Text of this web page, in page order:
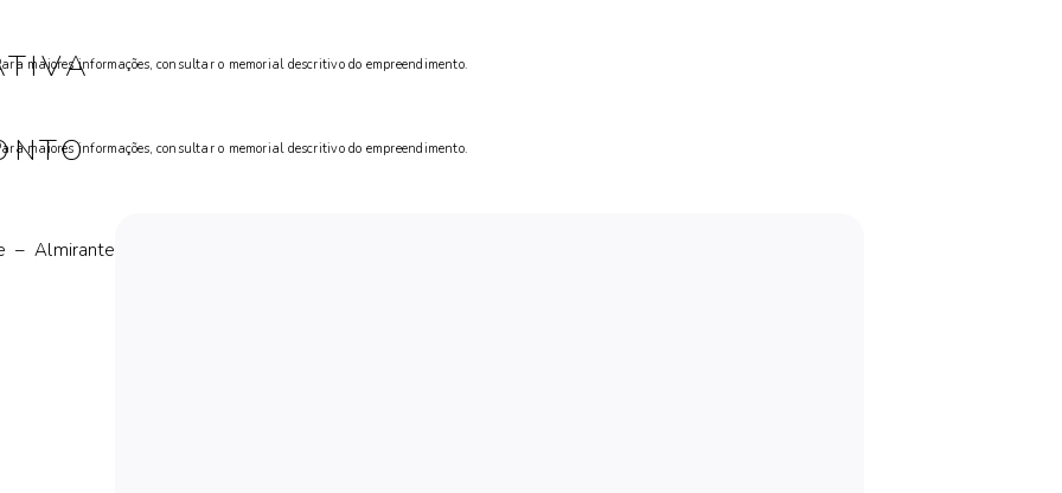
maiores informações, consultar o memorial descritivo do empreendimento.
maiores informações, consultar o memorial descritivo do empreendimento.
– Almirante